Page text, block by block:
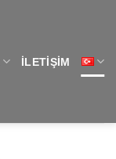
İLETIŞIM